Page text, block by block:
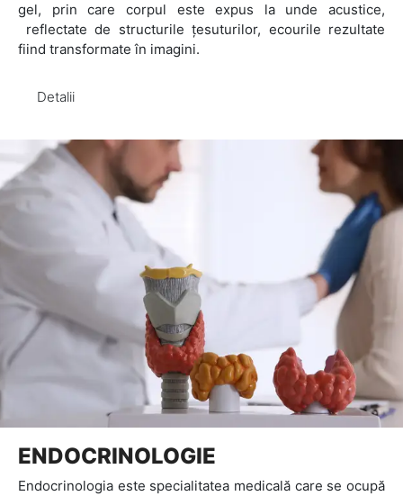
gel, prin care corpul este expus la unde acustice,
reflectate de structurile țesuturilor, ecourile rezultate
fiind transformate în imagini.
Detalii
ENDOCRINOLOGIE
Endocrinologia este specialitatea medicală care se ocupă